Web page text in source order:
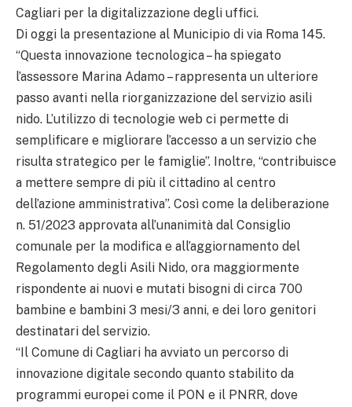
Cagliari per la digitalizzazione degli uffici.
Di oggi la presentazione al Municipio di via Roma 145.
“Questa innovazione tecnologica – ha spiegato
l’assessore Marina Adamo – rappresenta un ulteriore
passo avanti nella riorganizzazione del servizio asili
nido. L’utilizzo di tecnologie web ci permette di
semplificare e migliorare l’accesso a un servizio che
risulta strategico per le famiglie”. Inoltre, “contribuisce
a mettere sempre di più il cittadino al centro
dell’azione amministrativa”. Così come la deliberazione
n. 51/2023 approvata all’unanimità dal Consiglio
comunale per la modifica e all’aggiornamento del
Regolamento degli Asili Nido, ora maggiormente
rispondente ai nuovi e mutati bisogni di circa 700
bambine e bambini 3 mesi/3 anni, e dei loro genitori
destinatari del servizio.
“Il Comune di Cagliari ha avviato un percorso di
innovazione digitale secondo quanto stabilito da
programmi europei come il PON e il PNRR, dove